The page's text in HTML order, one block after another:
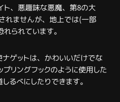
、悪趣味な悪魔、第8の大
れませんが、地上では(一部
られています。
ゲットは、かわいいだけでな
リングフックのように使用した
るべにしたりできます。